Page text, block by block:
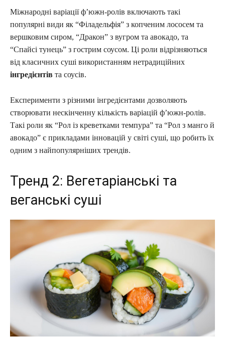
Міжнародні варіації ф’южн-ролів включають такі
популярні види як “Філадельфія” з копченим лососем та
вершковим сиром, “Дракон” з вугром та авокадо, та
“Спайсі тунець” з гострим соусом. Ці роли відрізняються
від класичних суші використанням нетрадиційних
інгредієнтів та соусів.
Експерименти з різними інгредієнтами дозволяють
створювати нескінченну кількість варіацій ф’южн-ролів.
Такі роли як “Рол із креветками темпура” та “Рол з манго й
авокадо” є прикладами інновацій у світі суші, що робить їх
одним з найпопулярніших трендів.
Тренд 2: Вегетаріанські та
веганські суші